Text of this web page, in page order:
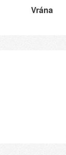
Vrána